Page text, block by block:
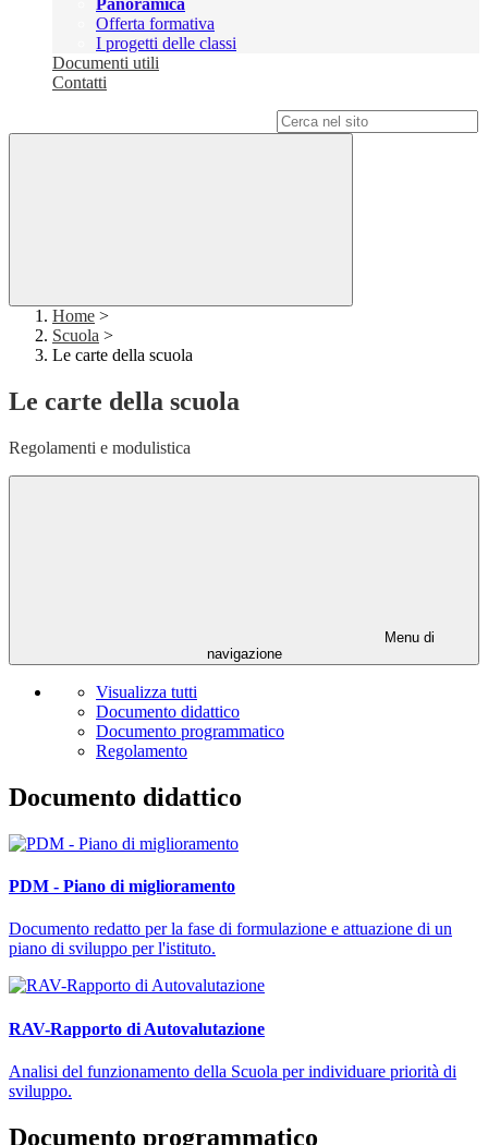
Panoramica
Offerta formativa
I progetti delle classi
Documenti utili
Contatti
Home >
Scuola >
Le carte della scuola
Le carte della scuola
Regolamenti e modulistica
Menu di
navigazione
Visualizza tutti
Documento didattico
Documento programmatico
Regolamento
Documento didattico
PDM - Piano di miglioramento
Documento redatto per la fase di formulazione e attuazione di un
piano di sviluppo per l'istituto.
RAV-Rapporto di Autovalutazione
Analisi del funzionamento della Scuola per individuare priorità di
sviluppo.
Documento programmatico